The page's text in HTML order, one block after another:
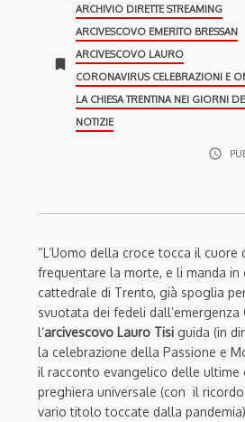
bookmark
ARCHIVIO DIRETTE STREAMING
ARCIVESCOVO EMERITO BRESSAN
ARCIVESCOVO LAURO
CORONAVIRUS CELEBRAZIONI E
LA CHIESA TRENTINA NEI GIORNI
NOTIZIE
access_time
“L’Uomo della croce tocca il cuore
frequentare la morte, e li manda in
cattedrale di Trento, già spoglia
svuotata dei fedeli dall’emergenza
l’arcivescovo Lauro Tisi guida (in
la celebrazione della Passione e
il racconto evangelico delle ultime
preghiera universale (con il
vario titolo toccate dalla